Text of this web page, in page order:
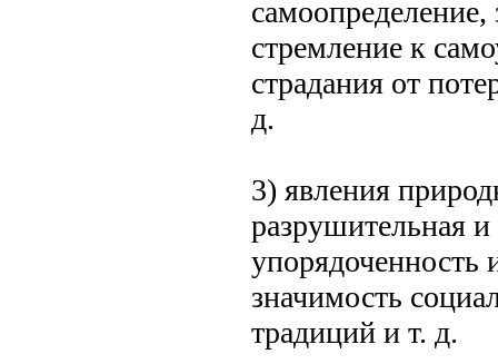
стремление к
страдания от
д.
3) явления
разрушительная
упорядоченность
значимость
традиций и т. д.